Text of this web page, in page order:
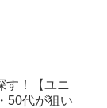
す！【ユニ
50代が狙い